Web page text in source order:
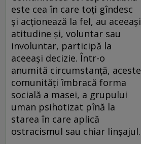
este cea în care toți gîndesc
și acționează la fel, au aceeași
atitudine și, voluntar sau
involuntar, participă la
aceeași decizie. Într-o
anumită circumstanță, aceste
comunități îmbracă forma
socială a masei, a grupului
uman psihotizat pînă la
starea în care aplică
ostracismul sau chiar linșajul.